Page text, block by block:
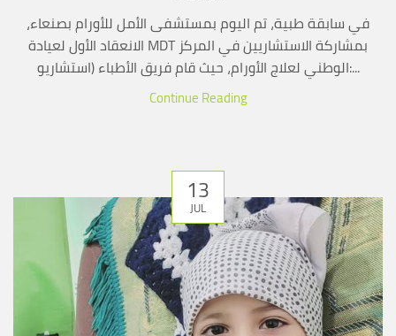
في سابقة طبية، تم اليوم بمستشفى الأمل للأورام بصنعاء،
الانعقاد الأول لعيادة MDT بمشاركة الاستشاريين في المركز
الوطني لعلاج الأورام، حيث قام فريق الأطباء (استشاريو:...
Continue Reading
13
JUL